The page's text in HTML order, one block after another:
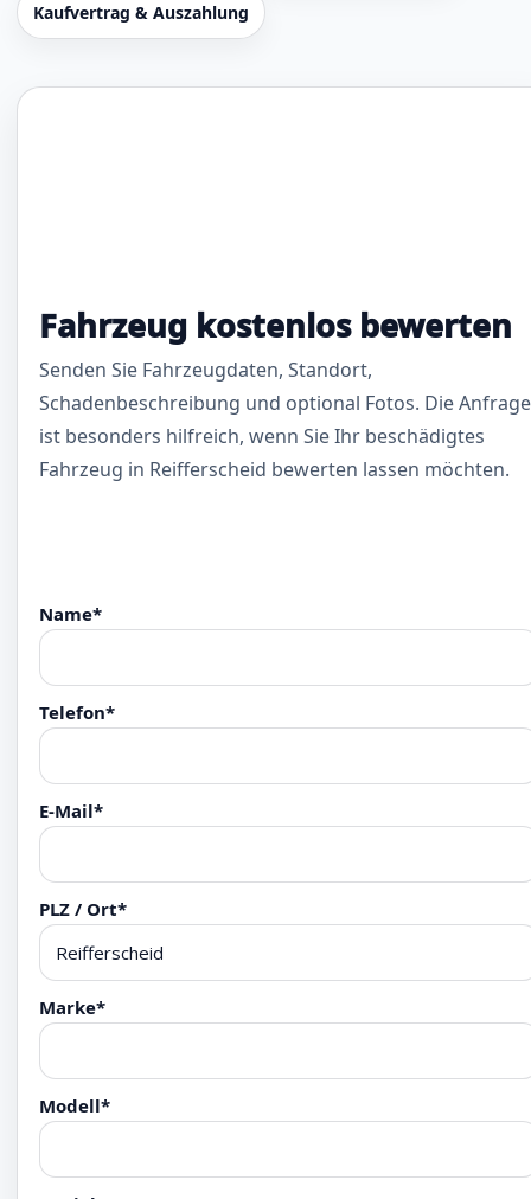
Kaufvertrag & Auszahlung
Fahrzeug kostenlos bewerten
Senden Sie Fahrzeugdaten, Standort,
Schadenbeschreibung und optional Fotos. Die Anfrage
ist besonders hilfreich, wenn Sie Ihr beschädigtes
Fahrzeug in Reifferscheid bewerten lassen möchten.
Name*
Telefon*
E-Mail*
PLZ / Ort*
Marke*
Modell*